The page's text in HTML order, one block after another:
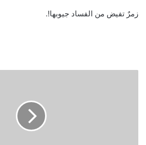
زمرٌ تفيض من الفساد جيوبها!.